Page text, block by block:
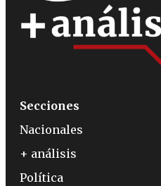
Secciones
Nacionales
+ análisis
Política